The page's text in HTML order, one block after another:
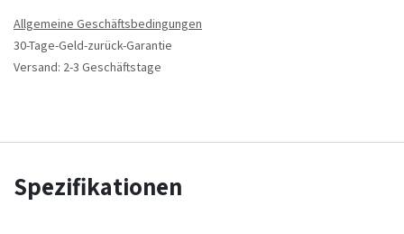
Allgemeine Geschäftsbedingungen
30-Tage-Geld-zurück-Garantie
Versand: 2-3 Geschäftstage
Spezifikationen